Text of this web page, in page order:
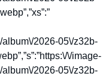
2026-05\/z32b-
\/image-
2026-05\/z32b-